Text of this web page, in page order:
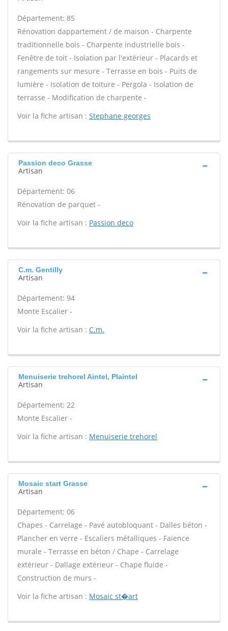
Département: 85
Rénovation dappartement / de maison - Charpente
traditionnelle bois - Charpente industrielle bois -
Fenêtre de toit - Isolation par l'extérieur - Placards et
rangements sur mesure - Terrasse en bois - Puits de
lumière - Isolation de toiture - Pergola - Isolation de
terrasse - Modification de charpente -
Voir la fiche artisan : Stephane georges
Passion deco Grasse
Artisan
Département: 06
Rénovation de parquet -
Voir la fiche artisan : Passion deco
C.m. Gentilly
Artisan
Département: 94
Monte Escalier -
Voir la fiche artisan : C.m.
Menuiserie trehorel Aintel, Plaintel
Artisan
Département: 22
Monte Escalier -
Voir la fiche artisan : Menuiserie trehorel
Mosaic start Grasse
Artisan
Département: 06
Chapes - Carrelage - Pavé autobloquant - Dalles béton -
Plancher en verre - Escaliers métalliques - Faïence
murale - Terrasse en béton / Chape - Carrelage
extérieur - Dallage extérieur - Chape fluide -
Construction de murs -
Voir la fiche artisan : Mosaic st�art